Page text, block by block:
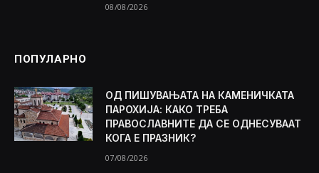
08/08/2026
ПОПУЛАРНО
ОД ПИШУВАЊАТА НА КАМЕНИЧКАТА
ПАРОХИЈА: КАКО ТРЕБА
ПРАВОСЛАВНИТЕ ДА СЕ ОДНЕСУВААТ
КОГА Е ПРАЗНИК?
07/08/2026